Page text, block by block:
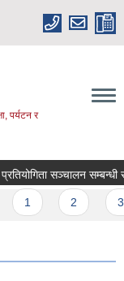
पर्यटन र
सञ्चालन सम्बन्धी सूचना ।